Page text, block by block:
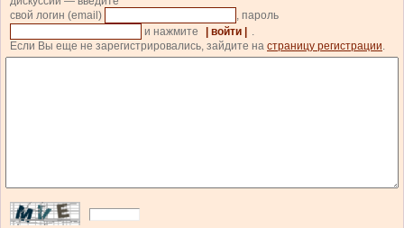
свой логин (email)
, пароль
и нажмите
| войти |
.
Если Вы еще не зарегистрировались, зайдите на страницу регистрации.